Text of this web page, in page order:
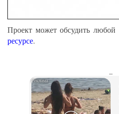
Проект может обсудить любой
ресурсе.